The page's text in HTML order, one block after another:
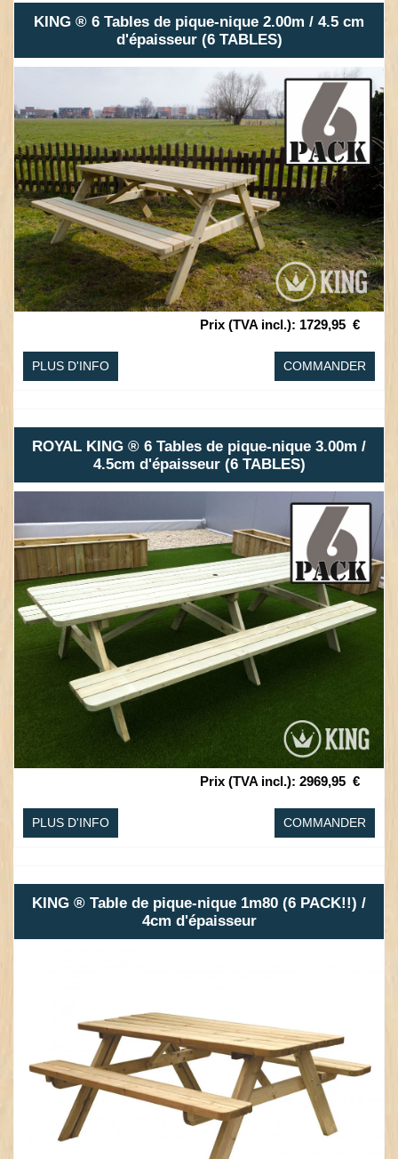
KING ® 6 Tables de pique-nique 2.00m / 4.5 cm
d'épaisseur (6 TABLES)
Prix (TVA incl.): 1729,95 €
PLUS D'INFO COMMANDER
ROYAL KING ® 6 Tables de pique-nique 3.00m /
4.5cm d'épaisseur (6 TABLES)
Prix (TVA incl.): 2969,95 €
PLUS D'INFO COMMANDER
KING ® Table de pique-nique 1m80 (6 PACK!!) /
4cm d'épaisseur